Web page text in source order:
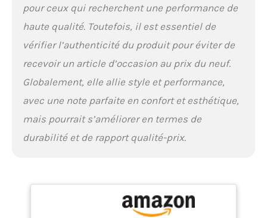
pour ceux qui recherchent une performance de
haute qualité. Toutefois, il est essentiel de
vérifier l’authenticité du produit pour éviter de
recevoir un article d’occasion au prix du neuf.
Globalement, elle allie style et performance,
avec une note parfaite en confort et esthétique,
mais pourrait s’améliorer en termes de
durabilité et de rapport qualité-prix.